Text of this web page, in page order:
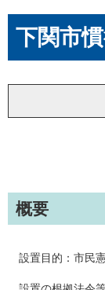
下関市
概要
設置目的：市民